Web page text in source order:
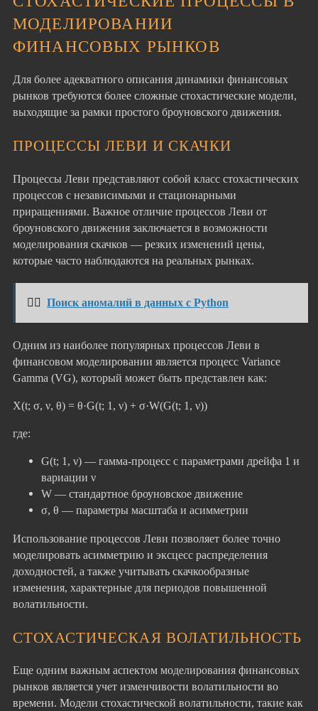
МОДЕЛИРОВАНИИ
ФИНАНСОВЫХ РЫНКОВ
Для более адекватного описания динамики финансовых
рынков требуются более сложные стохастические модели,
выходящие за рамки простого броуновского движения.
ПРОЦЕССЫ ЛЕВИ И СКАЧКИ
Процессы Леви представляют собой класс стохастических
процессов с независимыми и стационарными
приращениями. Важное отличие процессов Леви от
броуновского движения заключается в возможности
моделирования скачков — резких изменений цены,
которые часто наблюдаются на реальных рынках.
👉🏻 Поиск аномалий в данных с Python
Одним из наиболее популярных процессов Леви в
финансовом моделировании является процесс Variance
Gamma (VG), который может быть представлен как:
X(t; σ, ν, θ) = θ·G(t; 1, ν) + σ·W(G(t; 1, ν))
где:
G(t; 1, ν) — гамма-процесс с параметрами дрейфа 1 и
вариации ν
W — стандартное броуновское движение
σ, θ — параметры масштаба и асимметрии
Использование процессов Леви позволяет более точно
моделировать асимметрию и эксцесс распределения
доходностей, а также учитывать скачкообразные
изменения, характерные для периодов повышенной
волатильности.
СТОХАСТИЧЕСКАЯ ВОЛАТИЛЬНОСТЬ
Еще одним важным аспектом моделирования финансовых
рынков является учет изменчивости волатильности во
времени. Модели стохастической волатильности, такие как